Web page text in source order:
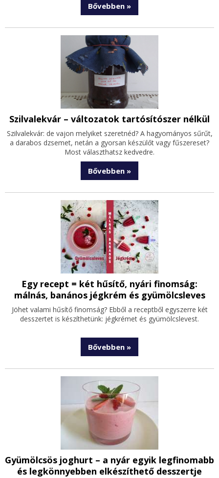
Bővebben »
Szilvalekvár – változatok tartósítószer nélkül
Szilvalekvár: de vajon melyiket szeretnéd? A hagyományos sűrűt,
a darabos dzsemet, netán a gyorsan készülőt vagy fűszereset?
Most választhatsz kedvedre.
Bővebben »
Egy recept = két hűsítő, nyári finomság:
málnás, banános jégkrém és gyümölcsleves
Jöhet valami hűsítő finomság? Ebből a receptből egyszerre két
desszertet is készíthetünk: jégkrémet és gyümölcslevest.
Bővebben »
Gyümölcsös joghurt – a nyár egyik legfinomabb
és legkönnyebben elkészíthető desszertje